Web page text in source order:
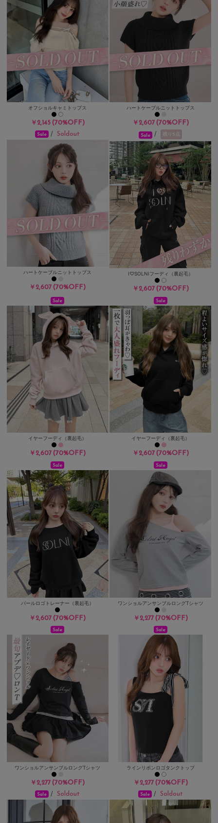
オフショルキャミトップス
￥2,145(70%OFF)
ハートケーブルニットトップス
￥2,607(70%OFF)
Sale /Soldout
ハートケーブルニットトップス
￥2,607(70%OFF)
Sale / 残り5点
I♡SOLNIフーディ（裏起毛）
￥2,607(70%OFF)
Sale
イヤーフーディ（裏起毛）
￥2,607(70%OFF)
Sale
イヤーフーディ（裏起毛）
￥2,607(70%OFF)
Sale
パールロゴトレーナー（裏起毛）
￥2,607(70%OFF)
Sale
ワンショルアンサンブルロングTシャツ
￥2,277(70%OFF)
Sale
ワンショルアンサンブルロングTシャツ
￥2,277(70%OFF)
Sale
ラインリボンロゴタンクトップ
￥2,277(70%OFF)
Sale /Soldout Sale / Soldout